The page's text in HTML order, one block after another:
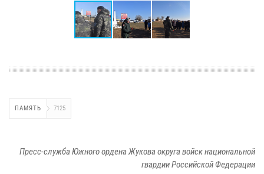
ПАМЯТЬ 7125
Пресс-служба Южного ордена Жукова округа войск национальной
гвардии Российской Федерации